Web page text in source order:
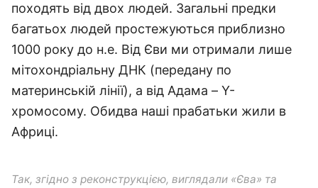
походять від двох людей. Загальні предки
багатьох людей простежуються приблизно
1000 року до н.е. Від Єви ми отримали лише
мітохондріальну ДНК (передану по
материнській лінії), а від Адама – Y-
хромосому. Обидва наші прабатьки жили в
Африці.
Так, згідно з реконструкцією, виглядали «Єва» та